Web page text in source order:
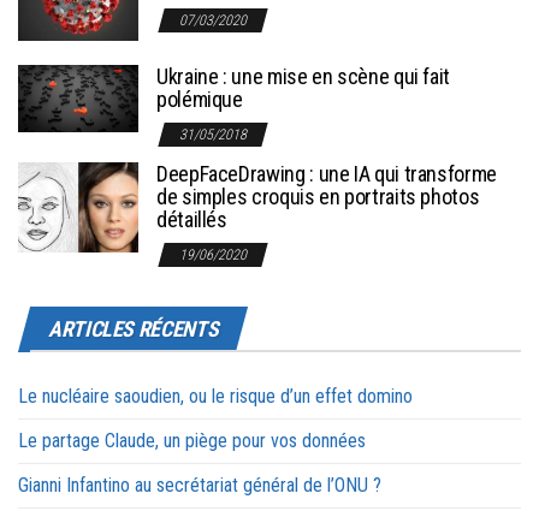
07/03/2020
Ukraine : une mise en scène qui fait
polémique
31/05/2018
DeepFaceDrawing : une IA qui transforme
de simples croquis en portraits photos
détaillés
19/06/2020
ARTICLES RÉCENTS
Le nucléaire saoudien, ou le risque d’un effet domino
Le partage Claude, un piège pour vos données
Gianni Infantino au secrétariat général de l’ONU ?